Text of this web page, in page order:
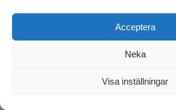
Acceptera
Neka
Visa inställningar
Fantastic
It was once again an incredible